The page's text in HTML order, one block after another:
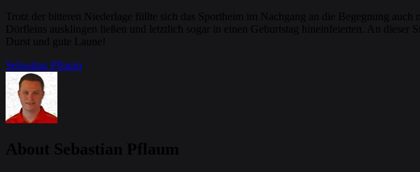
Trotz der bitteren Niederlage füllte sich das Sportheim im Nachgang an die Begegnung
Dörfleins ausklingen ließen und letztlich sogar in einen Geburtstag hineinfeierten. An
Durst und gute Laune!
Sebastian Pflaum
About Sebastian Pflaum